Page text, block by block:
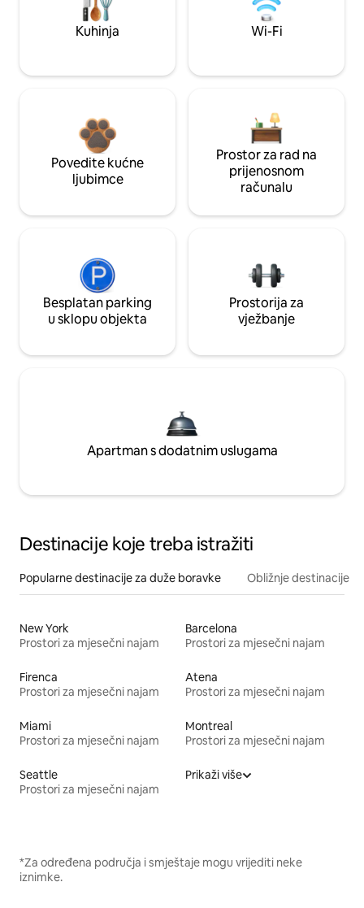
Kuhinja Wi-Fi
Povedite kućne
ljubimce
Prostor za rad na
prijenosnom
računalu
Besplatan parking
u sklopu objekta
Prostorija za
vježbanje
Apartman s dodatnim uslugama
Destinacije koje treba istražiti
Popularne destinacije za duže boravke Obližnje destinacije
New York
Prostori za mjesečni najam
Barcelona
Prostori za mjesečni najam
Firenca
Prostori za mjesečni najam
Atena
Prostori za mjesečni najam
Miami
Prostori za mjesečni najam
Montreal
Prostori za mjesečni najam
Seattle
Prostori za mjesečni najam
Prikaži više
*Za određena područja i smještaje mogu vrijediti neke
iznimke.